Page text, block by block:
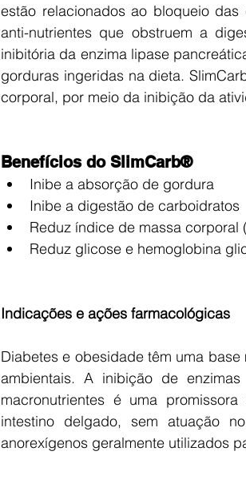
estão relacionados ao bloqueio
anti-nutrientes que obstruem a
inibitória da enzima lipase
gorduras ingeridas na dieta.
corporal, por meio da inibição da
Benefícios do SlimCarb®
Inibe a absorção de gordura
Inibe a digestão de carboidratos
Reduz índice de massa corporal
Reduz glicose e hemoglobina
Indicações e ações farmacológicas
Diabetes e obesidade têm uma
ambientais. A inibição de
macronutrientes é uma
intestino delgado, sem atuação
anorexígenos geralmente utilizados